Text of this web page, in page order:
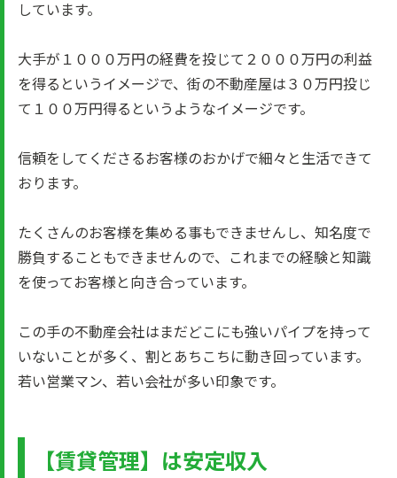
しています。
大手が１０００万円の経費を投じて２０００万円の利益
を得るというイメージで、街の不動産屋は３０万円投じ
て１００万円得るというようなイメージです。
信頼をしてくださるお客様のおかげで細々と生活できて
おります。
たくさんのお客様を集める事もできませんし、知名度で
勝負することもできませんので、これまでの経験と知識
を使ってお客様と向き合っています。
この手の不動産会社はまだどこにも強いパイプを持って
いないことが多く、割とあちこちに動き回っています。
若い営業マン、若い会社が多い印象です。
【賃貸管理】は安定収入